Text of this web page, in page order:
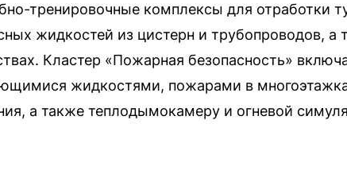
тренировочные комплексы для отработки
жидкостей из цистерн и трубопроводов, а
Кластер «Пожарная безопасность»
жидкостями, пожарами в
а также теплодымокамеру и огневой